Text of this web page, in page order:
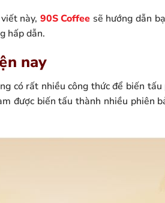
này, 90S Coffee sẽ hướng dẫn
hấp dẫn.
nay
có rất nhiều công thức để biến
được biến tấu thành nhiều phiên